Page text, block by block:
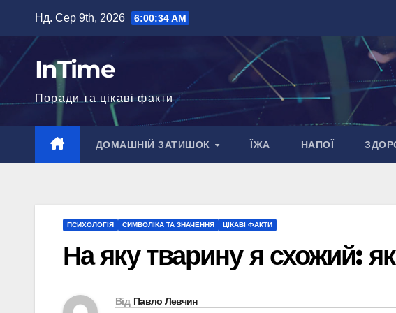
вмісту
Нд. Сер 9th, 2026 6:00:35 AM
InTime
Поради та цікаві факти
ДОМАШНІЙ ЗАТИШОК ЇЖА НАПОЇ
ПСИХОЛОГІЯ СИМВОЛІКА ТА ЗНАЧЕННЯ ЦІКАВІ ФАКТИ
На яку тварину я схожий:
Від Павло Левчин